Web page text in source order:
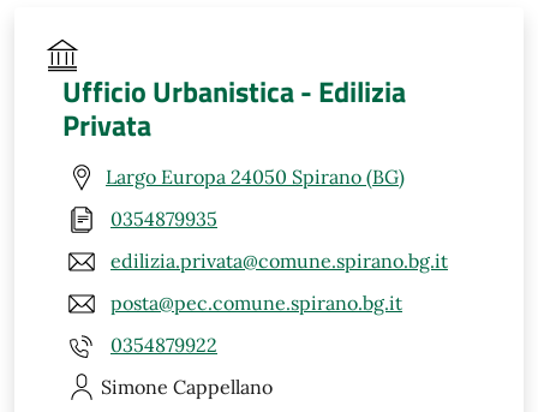
Ufficio Urbanistica - Edilizia
Privata
Largo Europa 24050 Spirano (BG)
0354879935
edilizia.privata@comune.spirano.bg.it
posta@pec.comune.spirano.bg.it
0354879922
Simone Cappellano